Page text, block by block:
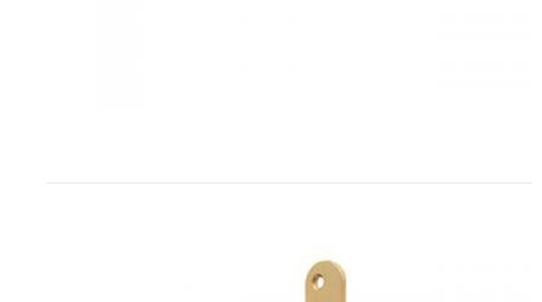
Cerradura TESA serie R200B